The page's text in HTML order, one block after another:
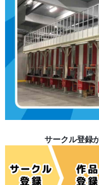
サークル登録